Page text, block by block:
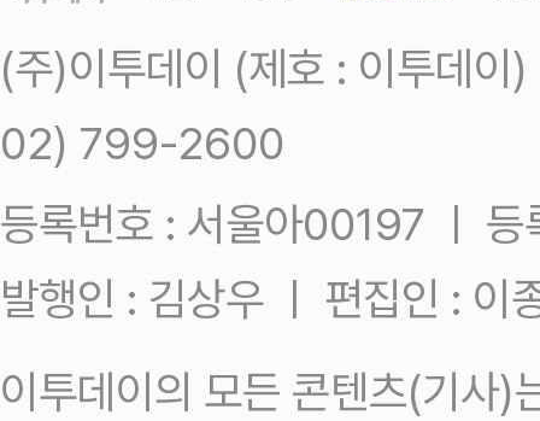
(주)이투데이 (제호 : 이투데
02) 799-2600
등록번호 : 서울아00197 ㅣ
발행인 : 김상우 ㅣ 편집인 : 이
이투데이의 모든 콘텐츠(기사)